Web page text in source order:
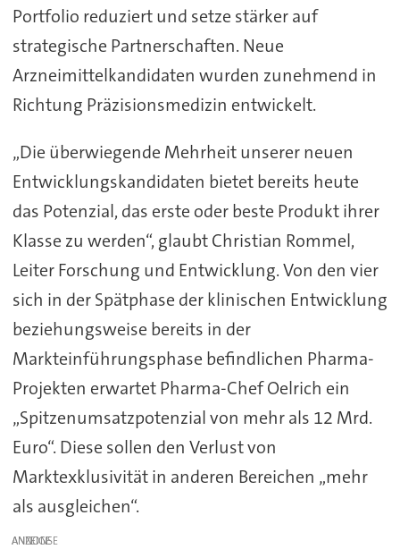
Portfolio reduziert und setze stärker auf
strategische Partnerschaften. Neue
Arzneimittelkandidaten wurden zunehmend in
Richtung Präzisionsmedizin entwickelt.
„Die überwiegende Mehrheit unserer neuen
Entwicklungskandidaten bietet bereits heute
das Potenzial, das erste oder beste Produkt ihrer
Klasse zu werden“, glaubt Christian Rommel,
Leiter Forschung und Entwicklung. Von den vier
sich in der Spätphase der klinischen Entwicklung
beziehungsweise bereits in der
Markteinführungsphase befindlichen Pharma-
Projekten erwartet Pharma-Chef Oelrich ein
„Spitzenumsatzpotenzial von mehr als 12 Mrd.
Euro“. Diese sollen den Verlust von
Marktexklusivität in anderen Bereichen „mehr
als ausgleichen“.
ANZEIGE